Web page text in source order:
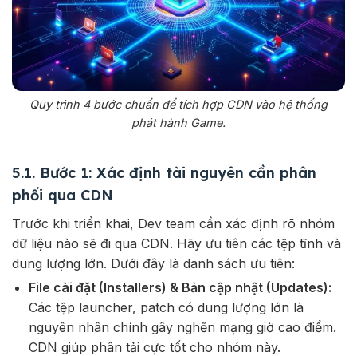
Quy trình 4 bước chuẩn để tích hợp CDN vào hệ thống
phát hành Game.
5.1. Bước 1: Xác định tài nguyên cần phân
phối qua CDN
Trước khi triển khai, Dev team cần xác định rõ nhóm
dữ liệu nào sẽ đi qua CDN. Hãy ưu tiên các tệp tĩnh và
dung lượng lớn. Dưới đây là danh sách ưu tiên:
File cài đặt (Installers) & Bản cập nhật (Updates):
Các tệp launcher, patch có dung lượng lớn là
nguyên nhân chính gây nghẽn mạng giờ cao điểm.
CDN giúp phân tải cực tốt cho nhóm này.